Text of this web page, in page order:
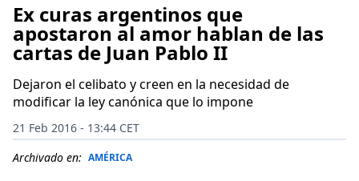
Ex curas argentinos que
apostaron al amor hablan de las
cartas de Juan Pablo II
Dejaron el celibato y creen en la necesidad de
modificar la ley canónica que lo impone
21 Feb 2016 - 13:44 CET
Archivado en: AMÉRICA